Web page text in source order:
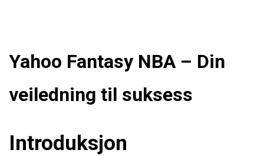
Yahoo Fantasy NBA – Din
veiledning til suksess
Introduksjon